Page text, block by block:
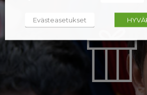
Evästeasetukset